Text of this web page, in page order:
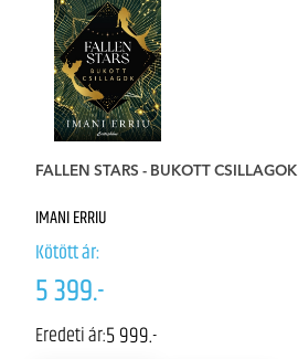
FALLEN STARS - BUKOTT CSILLAGOK
IMANI ERRIU
Kötött ár:
5 399.-
Eredeti ár:5 999.-